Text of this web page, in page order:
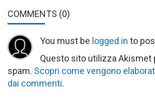
COMMENTS (0)
You must be logged in to
Questo sito utilizza Akismet
spam. Scopri come vengono
dai commenti.